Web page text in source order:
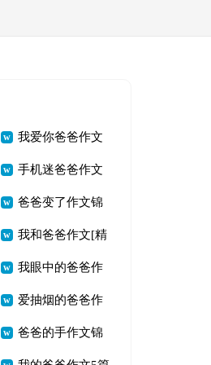
我爱你爸爸作文
（精品15篇）
手机迷爸爸作文
[经典]爸爸变了作文锦
集【15篇】
我和爸爸作文[精
品] 我眼中的爸爸作
文15篇【精华】
爱抽烟的爸爸作
文15篇（经典）
爸爸的手作文锦